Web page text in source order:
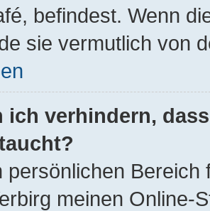
befindest. Wenn
sie vermutlich von
ich verhindern,
persönlichen
meinen Online-